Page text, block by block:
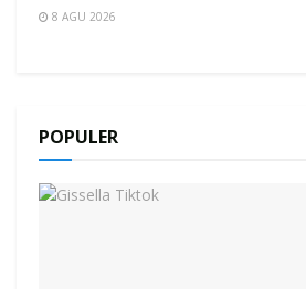
8 AGU 2026
POPULER